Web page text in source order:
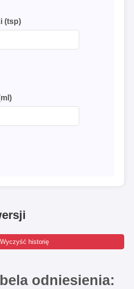
(tsp)
Wyczyść historię
odniesienia: